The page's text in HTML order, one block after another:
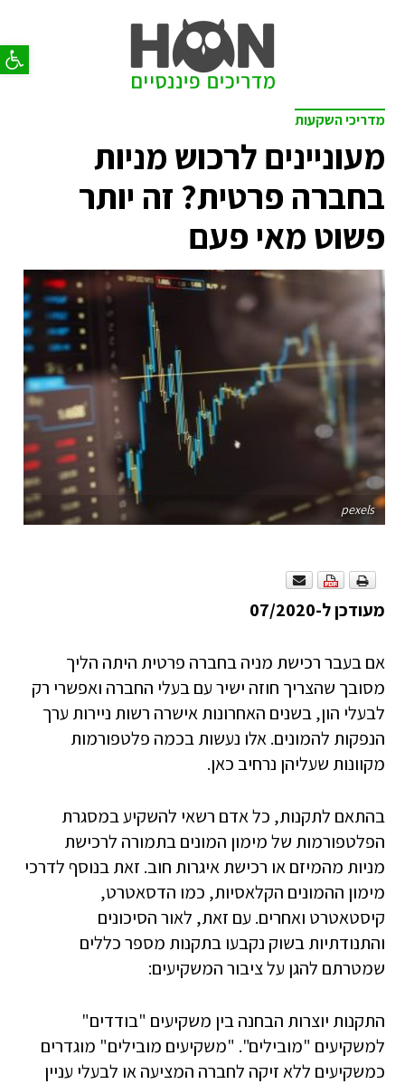
פתח
מדריכי השקעות
מעוניינים לרכוש מניות
בחברה פרטית? זה יותר
פשוט מאי פעם
pexels
מעודכן ל-07/2020
אם בעבר רכישת מניה בחברה פרטית היתה הליך
מסובך שהצריך חוזה ישיר עם בעלי החברה ואפשרי רק
לבעלי הון, בשנים האחרונות אישרה רשות ניירות ערך
הנפקות להמונים. אלו נעשות בכמה פלטפורמות
מקוונות שעליהן נרחיב כאן.
בהתאם לתקנות, כל אדם רשאי להשקיע במסגרת
הפלטפורמות של מימון המונים בתמורה לרכישת
מניות מהמיזם או רכישת איגרות חוב. זאת בנוסף לדרכי
מימון ההמונים הקלאסיות, כמו הדסאטרט,
קיסטאטרט ואחרים. עם זאת, לאור הסיכונים
והתנודתיות בשוק נקבעו בתקנות מספר כללים
שמטרתם להגן על ציבור המשקיעים:
התקנות יוצרות הבחנה בין משקיעים "בודדים"
למשקיעים "מובילים". "משקיעים מובילים" מוגדרים
כמשקיעים ללא זיקה לחברה המציעה או לבעלי עניין